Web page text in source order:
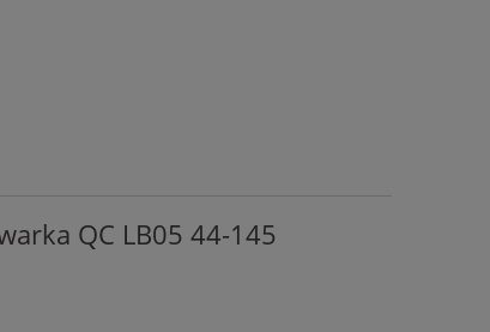
QC LB05 44-145